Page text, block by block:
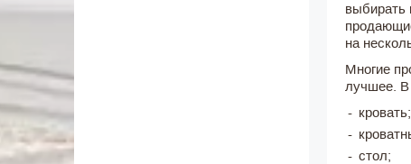
выбирать
на
Многие
лучшее. В
кровать;
стол;